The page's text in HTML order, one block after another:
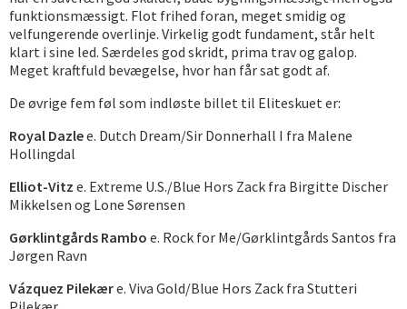
funktionsmæssigt. Flot frihed foran, meget smidig og
velfungerende overlinje. Virkelig godt fundament, står helt
klart i sine led. Særdeles god skridt, prima trav og galop.
Meget kraftfuld bevægelse, hvor han får sat godt af.
De øvrige fem føl som indløste billet til Eliteskuet er:
Royal Dazlee. Dutch Dream/Sir Donnerhall I fra Malene
Hollingdal
Elliot-Vitz e. Extreme U.S./Blue Hors Zack fra Birgitte Discher
Mikkelsen og Lone Sørensen
Gørklintgårds Rambo e. Rock for Me/Gørklintgårds Santos fra
Jørgen Ravn
Vázquez Pilekære. Viva Gold/Blue Hors Zack fra Stutteri